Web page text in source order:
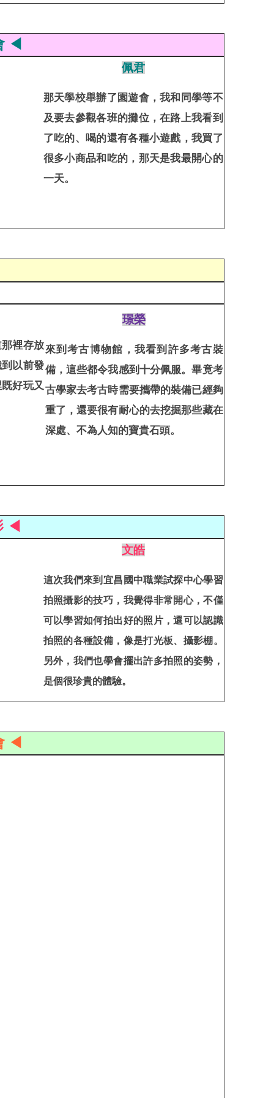
◀
佩君
那天學校舉辦了園遊會，我和同學等不
及要去參觀各班的攤位，在路上我看到
了吃的、喝的還有各種小遊戲，我買了
很多小商品和吃的，那天是我最開心的
一天。
裡存放
以前發
好玩又
璟榮
來到考古博物館，我看到許多考古裝
備，這些都令我感到十分佩服。畢竟考
古學家去考古時需要攜帶的裝備已經夠
重了，還要很有耐心的去挖掘那些藏在
深處、不為人知的寶貴石頭。
◀
文皓
這次我們來到宜昌國中職業試探中心學習
拍照攝影的技巧，我覺得非常開心，不僅
可以學習如何拍出好的照片，還可以認識
拍照的各種設備，像是打光板、攝影棚。
另外，我們也學會擺出許多拍照的姿勢，
是個很珍貴的體驗。
◀